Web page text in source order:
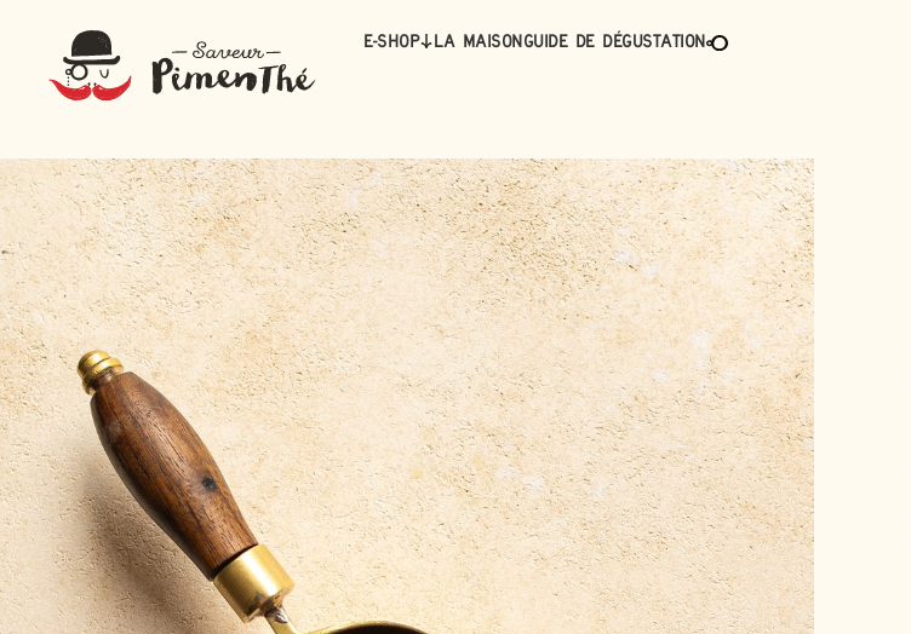
E-Shop La maisonGuide de dégustation